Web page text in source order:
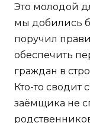
Это молодой
мы добились
поручил
обеспечить
граждан в
Кто-то сводит
заёмщика не